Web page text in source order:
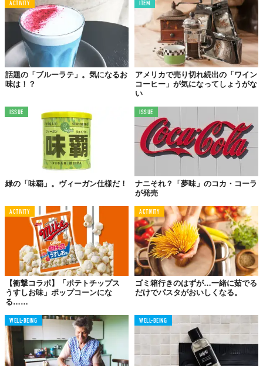
ACTIVITY
話題の「ブルーラテ」。気になるお
味は！？
ITEM
アメリカで売り切れ続出の「ワイン
コーヒー」が気になってしょうがな
い
ISSUE
緑の「味覇」。ヴィーガン仕様だ！
ISSUE
ナニそれ？「夢味」のコカ・コーラ
が発売
ACTIVITY
【衝撃コラボ】「ポテトチップス
うすしお味」ポップコーンにな
る……
ACTIVITY
ゴミ箱行きのはずが…一緒に茹でる
だけでパスタがおいしくなる。
WELL-BEING WELL-BEING